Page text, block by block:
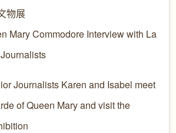
聯絡
丫丫夥伴 + 友情連接
物展
Mary Commodore Interview with La
Journalists Karen and Isabel meet
of Queen Mary and visit the